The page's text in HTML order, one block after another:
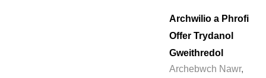
Archwilio a Phrofi
Offer Trydanol
Gweithredol
Archebwch Nawr,